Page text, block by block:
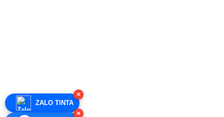
×
ZALO TINTA
×